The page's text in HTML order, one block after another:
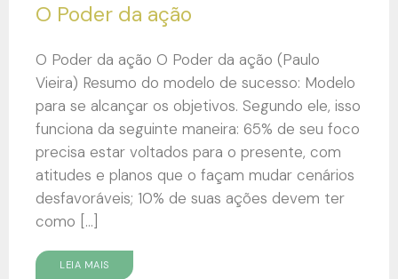
O Poder da ação
O Poder da ação O Poder da ação (Paulo
Vieira) Resumo do modelo de sucesso: Modelo
para se alcançar os objetivos. Segundo ele, isso
funciona da seguinte maneira: 65% de seu foco
precisa estar voltados para o presente, com
atitudes e planos que o façam mudar cenários
desfavoráveis; 10% de suas ações devem ter
como […]
LEIA MAIS